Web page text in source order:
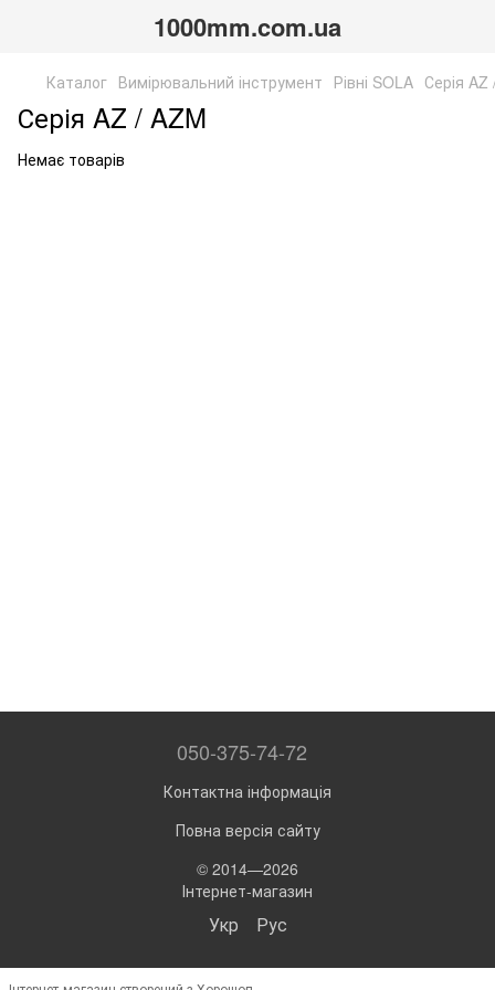
1000mm.com.ua
Каталог Вимірювальний інструмент Рівні SOLA Серія AZ
Серія AZ / AZM
Немає товарів
050-375-74-72
Контактна інформація
Повна версія сайту
© 2014—2026
Інтернет-магазин
Укр Рус